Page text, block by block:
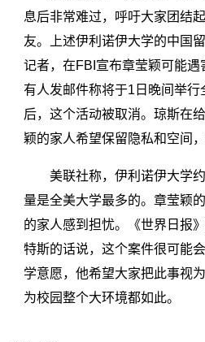
息后非常难过，呼吁大家团结
友。上述伊利诺伊大学的中国
记者，在FBI宣布章莹颖可能
有人发邮件称将于1日晚间举行
后，这个活动被取消。琼斯在
颖的家人希望保留隐私和空间
美联社称，伊利诺伊大学
量是全美大学最多的。章莹颖
的家人感到担忧。《世界日报
特斯的话说，这个案件很可能
学意愿，他希望大家把此事视
为校园整个大环境都如此。